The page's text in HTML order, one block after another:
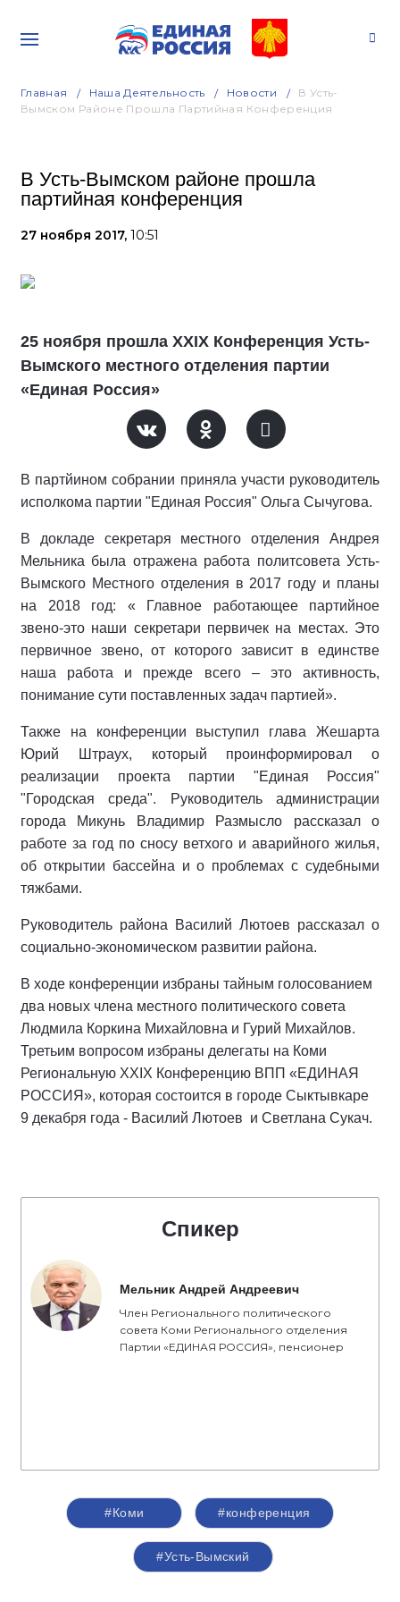
Главная Наша Деятельность Новости
В Усть-
Вымском Районе Прошла Партийная Конференция
В Усть-Вымском районе прошла
партийная конференция
27 ноября 2017, 10:51
25 ноября прошла XXIX Конференция Усть-
Вымского местного отделения партии
«Единая Россия»
В партйином собрании приняла участи руководитель
исполкома партии "Единая Россия" Ольга Сычугова.
В докладе секретаря местного отделения Андрея
Мельника была отражена работа политсовета Усть-
Вымского Местного отделения в 2017 году и планы
на 2018 год: « Главное работающее партийное
звено-это наши секретари первичек на местах. Это
первичное звено, от которого зависит в единстве
наша работа и прежде всего – это активность,
понимание сути поставленных задач партией».
Также на конференции выступил глава Жешарта
Юрий Штраух, который проинформировал о
реализации проекта партии "Единая Россия"
"Городская среда". Руководитель администрации
города Микунь Владимир Размысло рассказал о
работе за год по сносу ветхого и аварийного жилья,
об открытии бассейна и о проблемах с судебными
тяжбами.
Руководитель района Василий Лютоев рассказал о
социально-экономическом развитии района.
В ходе конференции избраны тайным голосованием
два новых члена местного политического совета
Людмила Коркина Михайловна и Гурий Михайлов.
Третьим вопросом избраны делегаты на Коми
Региональную XXIX Конференцию ВПП «ЕДИНАЯ
РОССИЯ», которая состоится в городе Сыктывкаре
9 декабря года - Василий Лютоев и Светлана Сукач.
Спикер
Мельник Андрей Андреевич
Член Регионального политического
совета Коми Регионального отделения
Партии «ЕДИНАЯ РОССИЯ», пенсионер
#Коми #конференция
#Усть-Вымский